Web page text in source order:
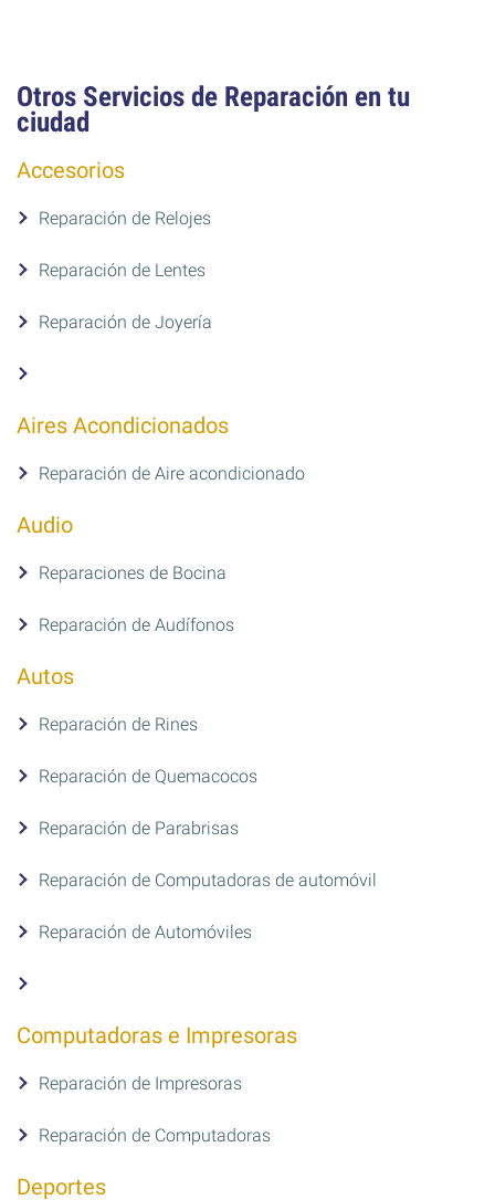
Otros Servicios de Reparación en tu
ciudad
Accesorios
Reparación de Relojes
Reparación de Lentes
Reparación de Joyería
Aires Acondicionados
Reparación de Aire acondicionado
Audio
Reparaciones de Bocina
Reparación de Audífonos
Autos
Reparación de Rines
Reparación de Quemacocos
Reparación de Parabrisas
Reparación de Computadoras de automóvil
Reparación de Automóviles
Computadoras e Impresoras
Reparación de Impresoras
Reparación de Computadoras
Deportes